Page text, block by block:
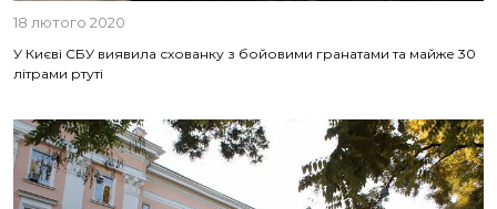
18 лютого 2020
У Києві СБУ виявила схованку з бойовими гранатами та майже 30
літрами ртуті